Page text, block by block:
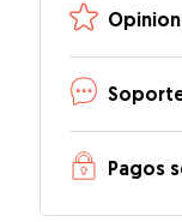
Pagos